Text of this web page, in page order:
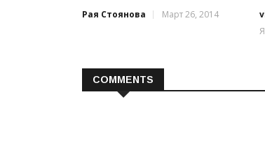
Рая Стоянова
Март 26, 2014
COMMENTS